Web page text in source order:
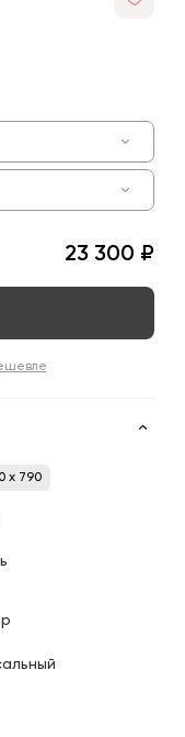
23 300 ₽
x 790